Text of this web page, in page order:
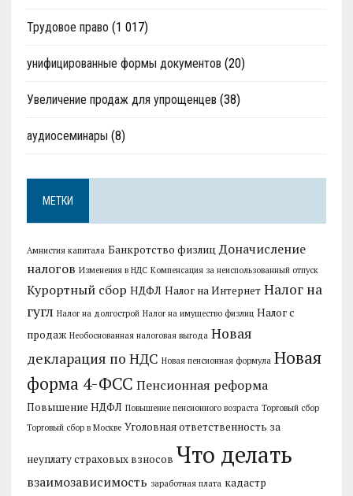
Трудовое право (1 017)
унифицированные формы документов (20)
Увеличение продаж для упрощенцев (38)
аудиосеминары (8)
МЕТКИ
Амнистия капитала Банкротство физлиц Доначисление
налогов Изменения в НДС Компенсация за неиспользованный отпуск
Курортный сбор НДФЛ Налог на Интернет Налог на
гугл Налог на долгострой Налог на имущество физлиц Налог с
продаж Необоснованная налоговая выгода Новая
декларация по НДС Новая пенсионная формула Новая
форма 4-ФСС Пенсионная реформа
Повышение НДФЛ Повышение пенсионного возраста Торговый сбор
Торговый сбор в Москве Уголовная ответственность за
неуплату страховых взносов Что делать
взаимозависимость заработная плата кадастр